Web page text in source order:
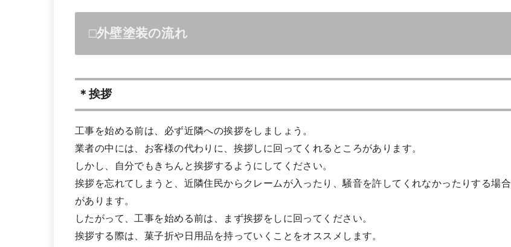
□外壁塗装の流れ
＊挨拶
工事を始める前は、必ず近隣への挨拶をしましょう。
業者の中には、お客様の代わりに、挨拶しに回ってくれるところがあります。
しかし、自分でもきちんと挨拶するようにしてください。
挨拶を忘れてしまうと、近隣住民からクレームが入ったり、騒音を許してくれなかったりする場合
があります。
したがって、工事を始める前は、まず挨拶をしに回ってください。
挨拶する際は、菓子折や日用品を持っていくことをオススメします。